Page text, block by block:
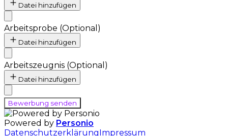
Datei hinzufügen
Arbeitsprobe (Optional )
Datei hinzufügen
Arbeitszeugnis (Optional )
Datei hinzufügen
Bewerbung senden
Powered by Personio
DatenschutzerklärungImpressum